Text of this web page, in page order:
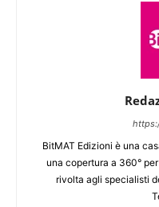
BitMAT Edizioni è una
una copertura a 360°
rivolta agli specialisti